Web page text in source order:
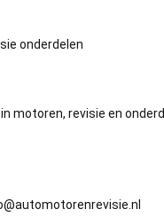
onderdelen
motoren, revisie en